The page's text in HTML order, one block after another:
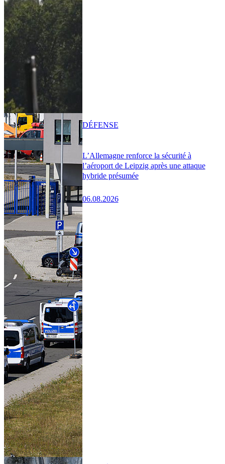
L’Allemagne renforce la sécurité à
l’aéroport de Leipzig après une attaque
hybride présumée
06.08.2026
DÉFENSE